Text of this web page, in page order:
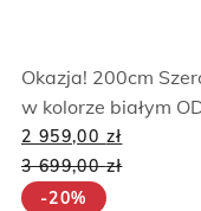
Okazja! 200cm
w kolorze białym
2 959,00 zł
3 699,00zł
-20%